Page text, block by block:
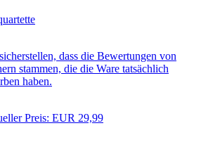
dass die Bewertungen von
stammen, die die Ware tatsächlich
haben.
Preis: EUR 29,99